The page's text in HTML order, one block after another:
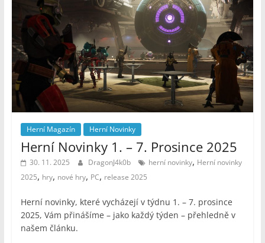
Herní Magazín Herní Novinky
Herní Novinky 1. – 7. Prosince 2025
30. 11. 2025 DragonJ4k0b herní novinky, Herní novinky
2025, hry, nové hry, PC, release 2025
Herní novinky, které vycházejí v týdnu 1. – 7. prosince
2025, Vám přinášíme – jako každý týden – přehledně v
našem článku.